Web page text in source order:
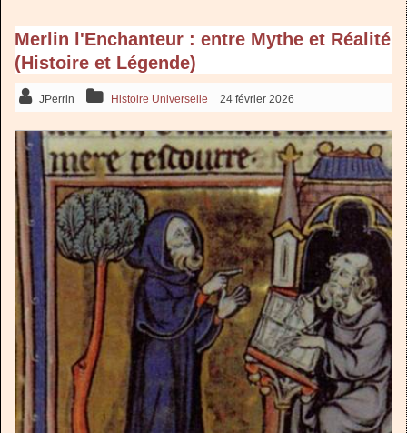
Merlin l'Enchanteur : entre Mythe et Réalité
(Histoire et Légende)
JPerrin Histoire Universelle 24 février 2026